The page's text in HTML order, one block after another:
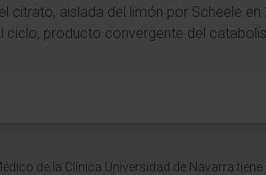
citrato, aislada del limón por Scheele en
ciclo, producto convergente del
de la Clínica Universidad de Navarra